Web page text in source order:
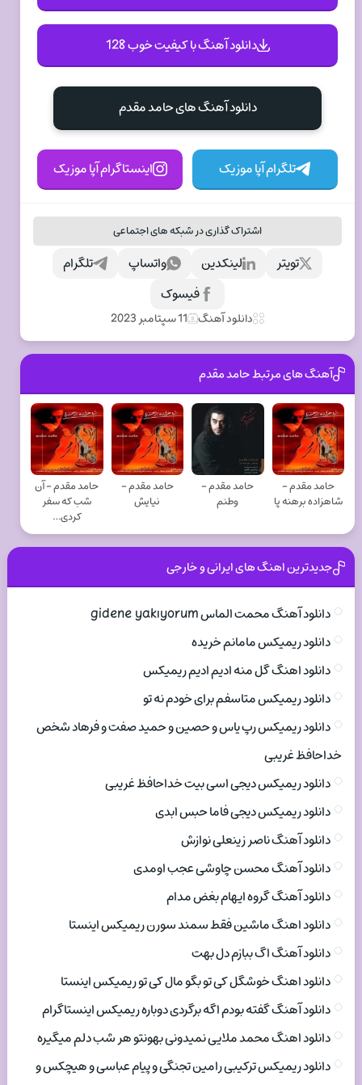
دانلود آهنگ با کیفیت خوب 128
دانلود آهنگ های حامد مقدم
تلگرام آپا موزیک اینستاگرام آپا موزیک
اشتراک گذاری در شبکه های اجتماعی
تلگرام واتساپ لینکدین
تویتر
فیسوک
دانلود آهنگ 11 سپتامبر 2023
آهنگ های مرتبط حامد مقدم
حامد مقدم -
شاهزاده برهنه پا
حامد مقدم -
وطنم
حامد مقدم -
نیایش
حامد مقدم - آن
شب که سفر
کردی…
جدیدترین اهنگ های ایرانی و خارجی
دانلود آهنگ محمت الماس gidene yakıyorum
دانلود ریمیکس مامانم خریده
دانلود اهنگ گل منه ادیم ادیم ریمیکس
دانلود ریمیکس متاسفم برای خودم نه تو
دانلود ریمیکس رپ یاس و حصین و حمید صفت و فرهاد شخص
خداحافظ غریبی
دانلود ریمیکس دیجی اسی بیت خداحافظ غریبی
دانلود ریمیکس دیجی فاما حبس ابدی
دانلود آهنگ ناصر زینعلی نوازش
دانلود آهنگ محسن چاوشی عجب اومدی
دانلود آهنگ گروه ایهام بغض مدام
دانلود اهنگ ماشین فقط سمند سورن ریمیکس اینستا
دانلود آهنگ اگ ببازم دل بهت
دانلود اهنگ خوشگل کی تو بگو مال کی تو ریمیکس اینستا
دانلود آهنگ گفته بودم اگه برگردی دوباره ریمیکس اینستاگرام
دانلود اهنگ محمد ملایی نمیدونی بهونتو هر شب دلم میگیره
دانلود ریمیکس ترکیبی رامین تجنگی و پیام عباسی و هیچکس و